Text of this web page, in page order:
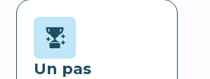
Un pas